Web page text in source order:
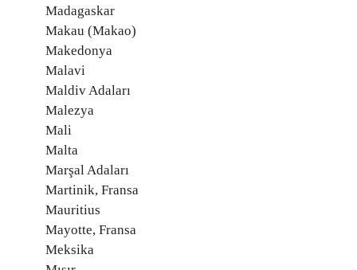
Madagaskar
Makau (Makao)
Makedonya
Malavi
Maldiv Adaları
Malezya
Mali
Malta
Marşal Adaları
Martinik, Fransa
Mauritius
Mayotte, Fransa
Meksika